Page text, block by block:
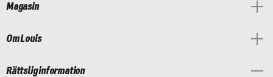
Magasin
Om Louis
Rättslig information